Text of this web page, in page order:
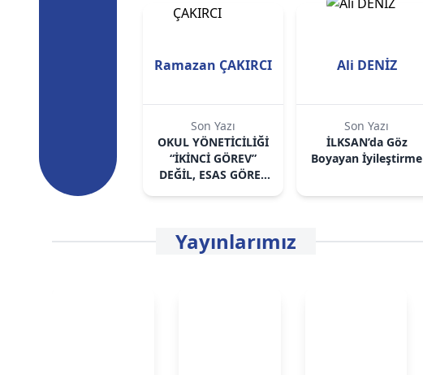
Ramazan ÇAKIRCI
Son Yazı
OKUL YÖNETİCİLİĞİ
“İKİNCİ GÖREV”
DEĞİL, ESAS GÖREV
Ali DENİZ
Son Yazı
İLKSAN’da Göz
Boyayan İyileştirme
Yayınlarımız